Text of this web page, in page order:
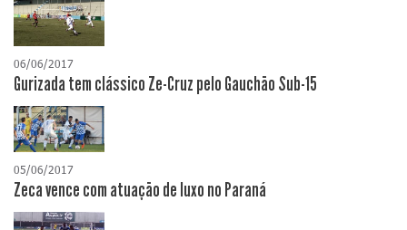
06/06/2017
Gurizada tem clássico Ze-Cruz pelo Gauchão Sub-15
05/06/2017
Zeca vence com atuação de luxo no Paraná